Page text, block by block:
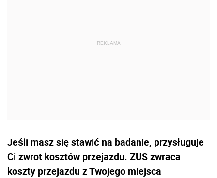
Jeśli masz się stawić na badanie, przysługuje
Ci zwrot kosztów przejazdu. ZUS zwraca
koszty przejazdu z Twojego miejsca